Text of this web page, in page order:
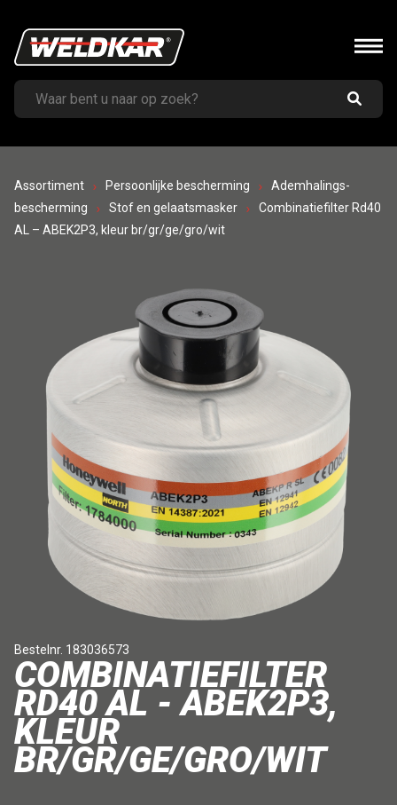
Assortiment Persoonlijke bescherming
Ademhalings-
bescherming
Stof en gelaatsmasker
Combinatiefilter Rd40
AL – ABEK2P3, kleur br/gr/ge/gro/wit
Bestelnr. 183036573
COMBINATIEFILTER
RD40 AL - ABEK2P3,
KLEUR
BR/GR/GE/GRO/WIT